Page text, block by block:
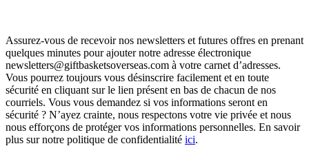
Assurez-vous de recevoir nos newsletters et futures offres en prenant
quelques minutes pour ajouter notre adresse électronique
newsletters@giftbasketsoverseas.com à votre carnet d’adresses.
Vous pourrez toujours vous désinscrire facilement et en toute
sécurité en cliquant sur le lien présent en bas de chacun de nos
courriels. Vous vous demandez si vos informations seront en
sécurité ? N’ayez crainte, nous respectons votre vie privée et nous
nous efforçons de protéger vos informations personnelles. En savoir
plus sur notre politique de confidentialité ici.